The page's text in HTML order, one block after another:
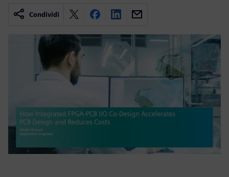
Condividi